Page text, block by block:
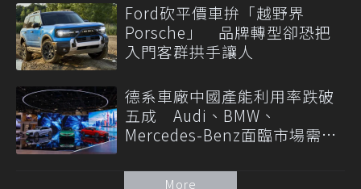
Ford砍平價車拚「越野界
Porsche」 品牌轉型卻恐把
入門客群拱手讓人
德系車廠中國產能利用率跌破
五成 Audi、BMW、
Mercedes-Benz面臨市場需求
More